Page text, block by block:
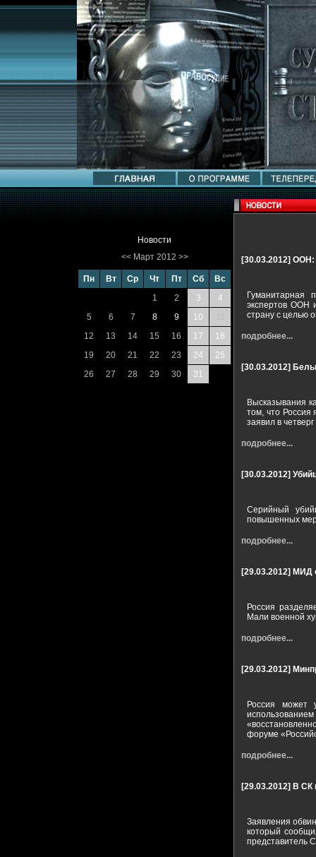
Новости
<< Март 2012 >>
Пн Вт Ср Чт Пт Сб
Вс
1
2 3
4
5
6 7 8 9 10
12
13 14 15 16 17
18
19
20 21 22 23 24
25
26
27 28 29 30 31
[30.03.2012] ООН:
Гуманитарная
экспертов ООН
страну с целью
подробнее...
[30.03.2012]
Высказывания
том, что Россия
заявил в
подробнее...
[30.03.2012]
Серийный
повышенных
подробнее...
[29.03.2012] МИД
Россия
Мали военной
подробнее...
[29.03.2012]
Россия может
форуме
подробнее...
[29.03.2012] В СК
Заявления
который
представитель